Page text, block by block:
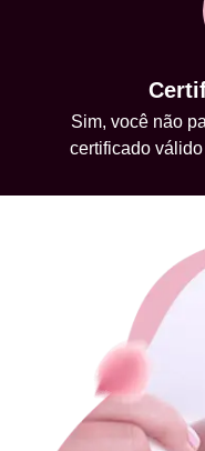
Sim, você não
certificado